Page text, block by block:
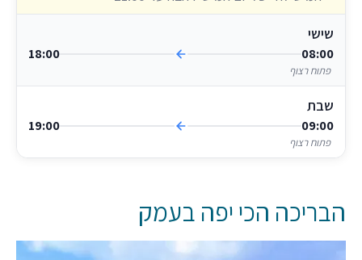
שישי
08:00
18:00
פתוח רצוף
שבת
09:00
19:00
פתוח רצוף
הבריכה הכי יפה בעמק